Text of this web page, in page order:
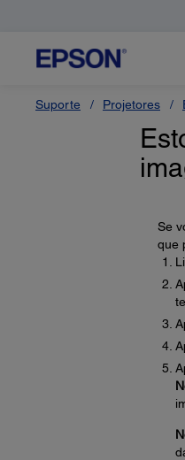
Suporte Projetores
Se
que